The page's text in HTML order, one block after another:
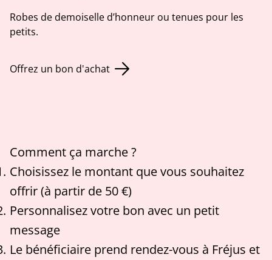
Robes de demoiselle d’honneur ou tenues pour les
petits.
Offrez un bon d'achat
Comment ça marche ?
Choisissez le montant que vous souhaitez
offrir (à partir de 50 €)
Personnalisez votre bon avec un petit
message
Le bénéficiaire prend rendez-vous à Fréjus et